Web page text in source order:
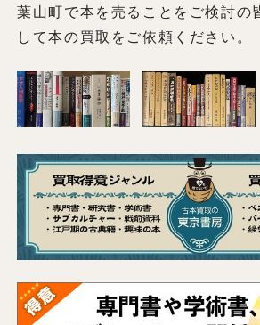
葉山町で本を売ることをご検討の
して本の買取をご依頼ください。